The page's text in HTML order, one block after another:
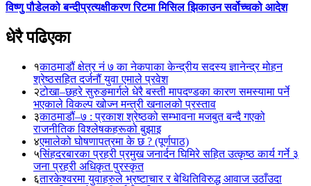
विष्णु पौडेलको बन्दीप्रत्यक्षीकरण रिटमा मिसिल झिकाउन सर्वोच्चको आदेश
धेरै पढिएका
१काठमाडौं क्षेत्र नं ७ का नेकपाका केन्द्रीय सदस्य ज्ञानेन्द्र मोहन
श्रेष्ठसहित दर्जनौं युवा एमाले प्रवेश
२टोखा–छहरे सुरुङमार्गले धेरै बस्ती मापदण्डका कारण समस्यामा पर्ने
भएकाले विकल्प खोज्न मन्त्री खनालको प्रस्ताव
३काठमाडौं–७ : प्रकाश श्रेष्ठको सम्भावना मजबुत बन्दै गएको
राजनीतिक विश्लेषकहरूको बुझाइ
४एमालेको घोषणापत्रमा के छ ? (पूर्णपाठ)
५सिंहदरबारका प्रहरी प्रमुख जनार्दन घिमिरे सहित उत्कृष्ठ कार्य गर्ने ३
जना प्रहरी अधिकृत पुरस्कृत
६तारकेश्वरमा युवाहरुले भ्रष्टाचार र बेथितिविरुद्ध आवाज उठाँउदा